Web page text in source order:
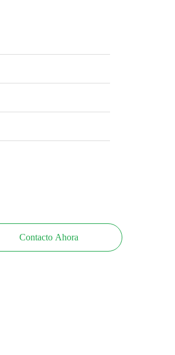
Contacto Ahora